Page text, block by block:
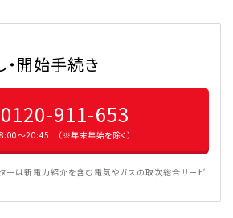
開始手続き
0120-911-653
8:00〜20:45 （※年末年始を除く）
ーは新電力紹介を含む電気やガスの取次総合サービ